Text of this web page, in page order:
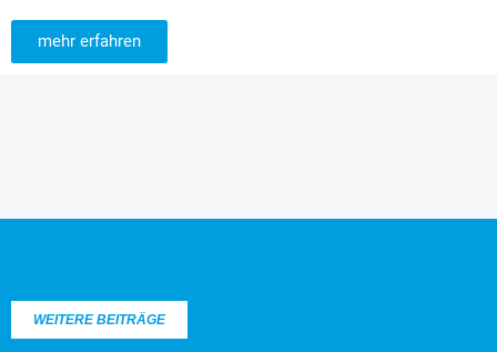
mehr erfahren
WEITERE BEITRÄGE